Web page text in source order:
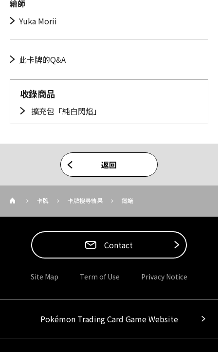
繪師
Yuka Morii
此卡牌的Q&A
收錄商品
擴充包「純白閃焰」
返回
卡牌 卡牌搜尋結果 鐵蟻
Contact
Site Map Term of Use Privacy Notice
Pokémon Trading Card Game Website